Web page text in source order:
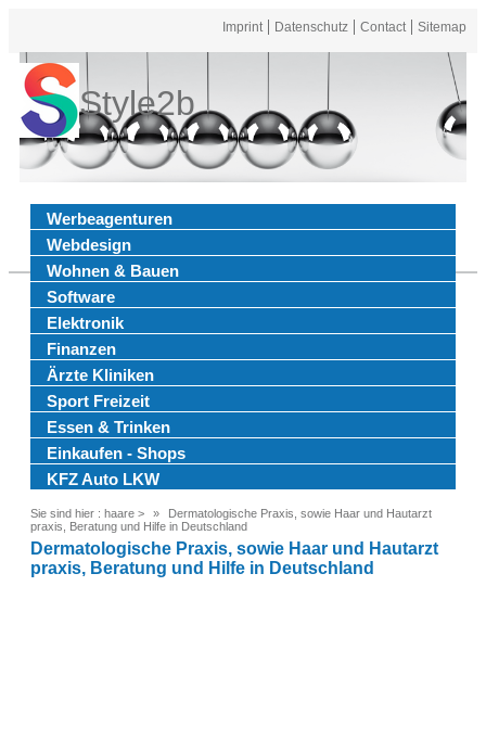
Imprint Datenschutz Contact Sitemap
Style2b
Werbeagenturen
Webdesign
Wohnen & Bauen
Software
Elektronik
Finanzen
Ärzte Kliniken
Sport Freizeit
Essen & Trinken
Einkaufen - Shops
KFZ Auto LKW
Sie sind hier : haare >
Dermatologische Praxis, sowie Haar und Hautarzt
praxis, Beratung und Hilfe in Deutschland
Dermatologische Praxis, sowie Haar und Hautarzt
praxis, Beratung und Hilfe in Deutschland